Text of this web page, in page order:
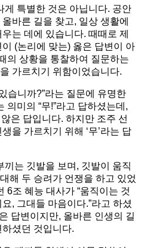
특별한 것은 아닙니다. 공안
바른 길을 찾고, 일상 생활에
는 데에 있습니다. 때때로 제
(논리에 맞는) 옳은 답변이 아
의 상황을 통찰하여 질문하는
가르치기 위함이었습니다.
습니까?”라는 질문에 유명한
의미의 “무!”라고 답하셨는데,
은 답입니다. 하지만 조주 선
을 가르치기 위해 ‘무’라는 답
는 깃발을 보며, 깃발이 움직
해 두 승려가 언쟁을 하고 있었
6조 혜능 대사가 “움직이는 것
, 그대들 마음이다.”라고 하셨
답변이지만, 올바른 인생의 길
셨던 것입니다.